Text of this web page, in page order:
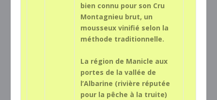
bien connu pour son Cru
Montagnieu brut, un
mousseux vinifié selon la
méthode traditionnelle.
La région de Manicle aux
portes de la vallée de
l’Albarine (rivière réputée
pour la pêche à la truite)